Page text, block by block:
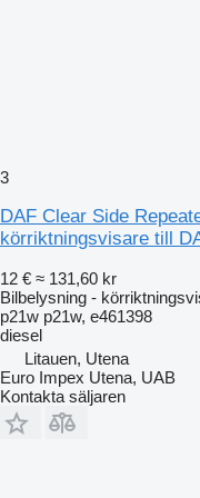
3
DAF Clear Side
körriktningsvisare till
12 € ≈ 131,60 kr
Bilbelysning -
p21w p21w, e461398
diesel
Litauen, Utena
Euro Impex Utena, UAB
Kontakta säljaren